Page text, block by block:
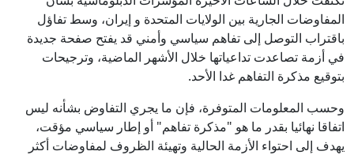
المفاوضات الجارية بين الولايات المتحدة و إيران، وسط تفاؤل
باقتراب التوصل إلى تفاهم سياسي وأمني قد يفتح صفحة جديدة
في أزمة تصاعدت تداعياتها خلال الأشهر الماضية، وترجيحات
بتوقيع مذكرة التفاهم غدا الأحد.
وحسب المعلومات المتوفرة، فإن ما يجري التفاوض بشأنه ليس
اتفاقا نهائيا بقدر ما هو "مذكرة تفاهم" أو إطار سياسي مؤقت،
يهدف إلى احتواء الأزمة الحالية وتهيئة الظروف لمفاوضات أكثر